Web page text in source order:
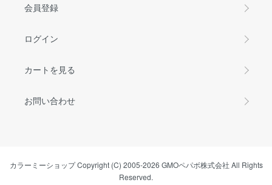
会員登録
ログイン
カートを見る
お問い合わせ
カラーミーショップCopyright (C) 2005-2026 GMOペパボ株式会社 All Rights
Reserved.